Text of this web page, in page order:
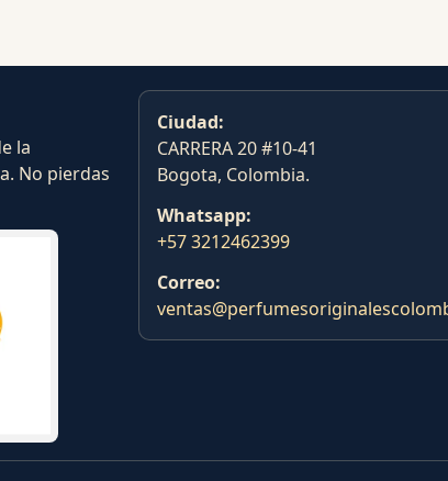
la
No pierdas
Ciudad:
CARRERA 20 #10-41
Bogota, Colombia.
Whatsapp:
+57 3212462399
Correo: